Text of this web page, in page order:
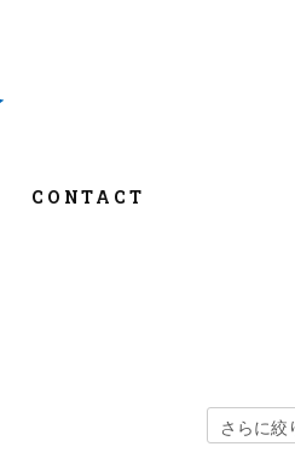
CONTACT